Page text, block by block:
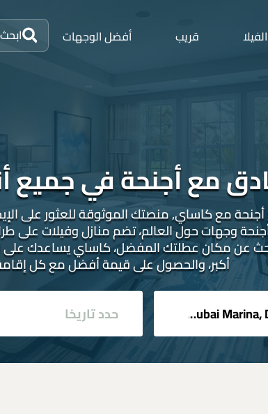
قريب أفضل الوجهات
مع أجنحة في جميع
مع كاساي, منصتك الموثوقة للعثور على
عن مكان عطلتك المفضل، كاساي يساعدك على
أكبر، والحصول على قيمة أفضل مع كل